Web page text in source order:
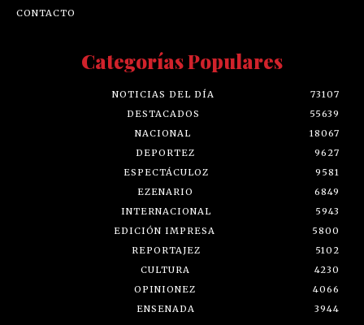
CONTACTO
Categorías Populares
NOTICIAS DEL DÍA
73107
DESTACADOS
55639
NACIONAL
18067
DEPORTEZ
9627
ESPECTÁCULOZ
9581
EZENARIO
6849
INTERNACIONAL
5943
EDICIÓN IMPRESA
5800
REPORTAJEZ
5102
CULTURA
4230
OPINIONEZ
4066
ENSENADA
3944